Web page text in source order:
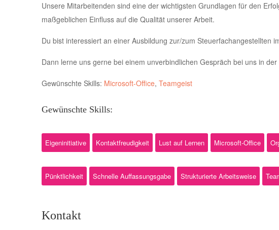
Unsere Mitarbeitenden sind eine der wichtigsten Grundlagen für den
maßgeblichen Einfluss auf die Qualität unserer Arbeit.
Du bist interessiert an einer Ausbildung zur/zum Steuerfachangestellten
Dann lerne uns gerne bei einem unverbindlichen Gespräch bei uns in
Gewünschte Skills: Microsoft-Office, Teamgeist
Gewünschte Skills:
Eigeninitiative Kontaktfreudigkeit Lust auf Lernen Microsoft-Office
Pünktlichkeit Schnelle Auffassungsgabe Strukturierte Arbeitsweise
Kontakt